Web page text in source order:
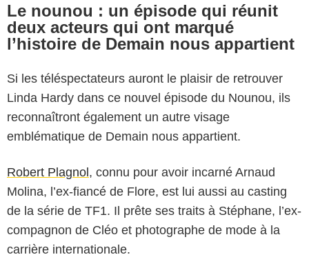
Le nounou : un épisode qui réunit
deux acteurs qui ont marqué
l’histoire de Demain nous appartient
Si les téléspectateurs auront le plaisir de retrouver
Linda Hardy dans ce nouvel épisode du Nounou, ils
reconnaîtront également un autre visage
emblématique de Demain nous appartient.
Robert Plagnol, connu pour avoir incarné Arnaud
Molina, l’ex-fiancé de Flore, est lui aussi au casting
de la série de TF1. Il prête ses traits à Stéphane, l’ex-
compagnon de Cléo et photographe de mode à la
carrière internationale.